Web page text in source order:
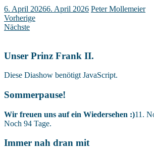
6. April 20266. April 2026 Peter Mollemeier
Vorherige
Nächste
Unser Prinz Frank II.
Diese Diashow benötigt JavaScript.
Sommerpause!
Wir freuen uns auf ein Wiedersehen :)11.
Noch 94 Tage.
Immer nah dran mit